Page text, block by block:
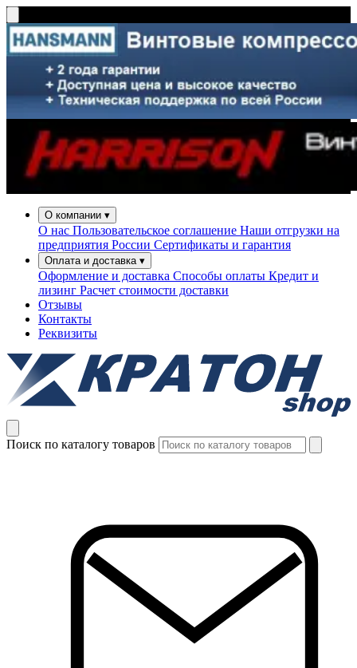
О компании ▾
О нас Пользовательское соглашение Наши отгрузки на
предприятия России Сертификаты и гарантия
Оплата и доставка ▾
Оформление и доставка Способы оплаты Кредит и
лизинг Расчет стоимости доставки
Отзывы
Контакты
Реквизиты
Поиск по каталогу товаров